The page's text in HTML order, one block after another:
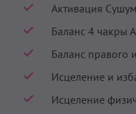
Активация
Баланс 4 чакры
Баланс правого
Исцеление и
Исцеление